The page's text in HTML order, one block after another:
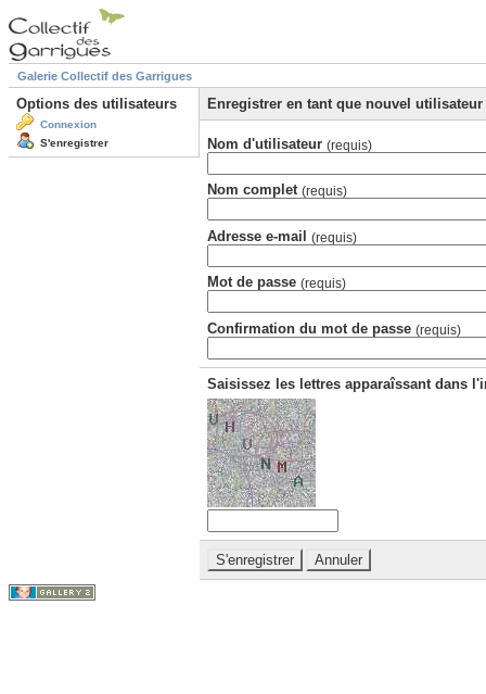
Galerie Collectif des Garrigues
Options des utilisateurs
Connexion
S'enregistrer
Enregistrer en tant que nouvel utilisateur
Nom d'utilisateur (requis)
Nom complet (requis)
Adresse e-mail (requis)
Mot de passe (requis)
Confirmation du mot de passe (requis)
Saisissez les lettres apparaîssant dans